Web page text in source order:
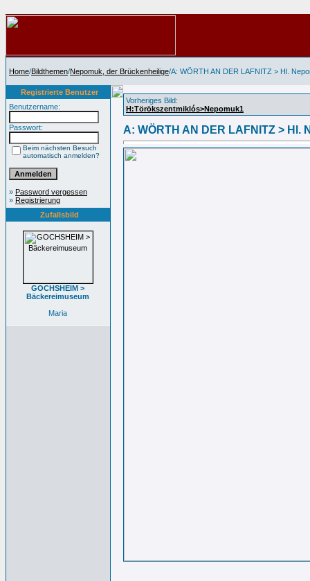
Home/Bildthemen/Nepomuk, der Brückenheilige/A: WÖRTH AN DER LAFNITZ > Hl.
Registrierte Benutzer
Benutzername:
Passwort:
Beim nächsten Besuch
automatisch anmelden?
» Password vergessen
» Registrierung
Zufallsbild
GOCHSHEIM >
Bäckereimuseum
Maria
Vorheriges Bild:
H:Törökszentmiklós>Nepomuk1
A: WÖRTH AN DER LAFNITZ > Hl.